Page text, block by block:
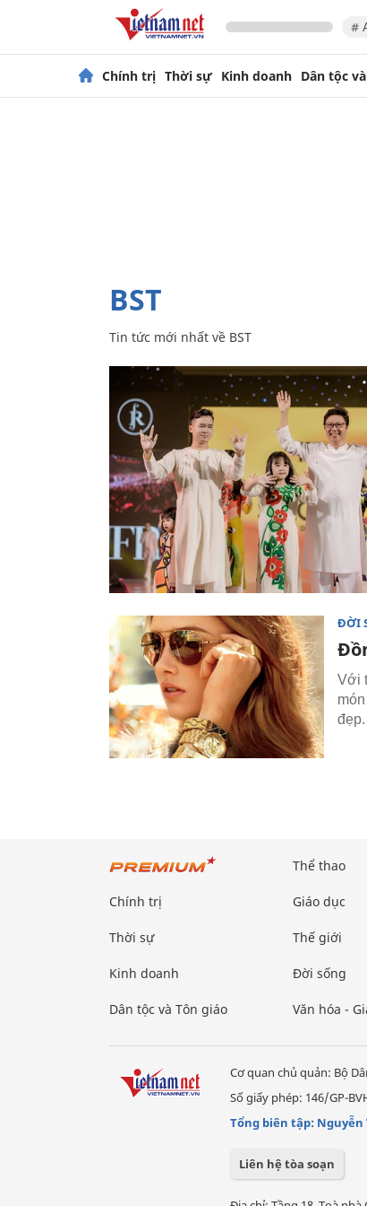
#
Chính trị Thời sự Kinh doanh Dân tộc
BST
Tin tức mới nhất về BST
ĐỜI
Với
đẹp.
Chính trị
Thời sự
Kinh doanh
Dân tộc và Tôn giáo
Thể thao
Giáo dục
Thế giới
Đời sống
Văn hóa -
Cơ quan chủ quản: Bộ
Số giấy phép: 146/GP-
Tổng biên tập: Nguyễn
Liên hệ tòa soạn